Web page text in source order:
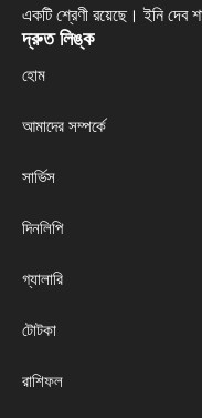
একটি শ্রেণী রয়েছে। ইনি দেব
দ্রুত লিঙ্ক
হোম
আমাদের সম্পর্কে
সার্ভিস
দিনলিপি
গ্যালারি
টোটকা
রাশিফল